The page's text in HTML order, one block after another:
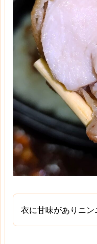
衣に甘味がありニン